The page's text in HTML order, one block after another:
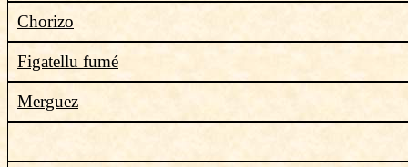
Chorizo
Figatellu fumé
Merguez